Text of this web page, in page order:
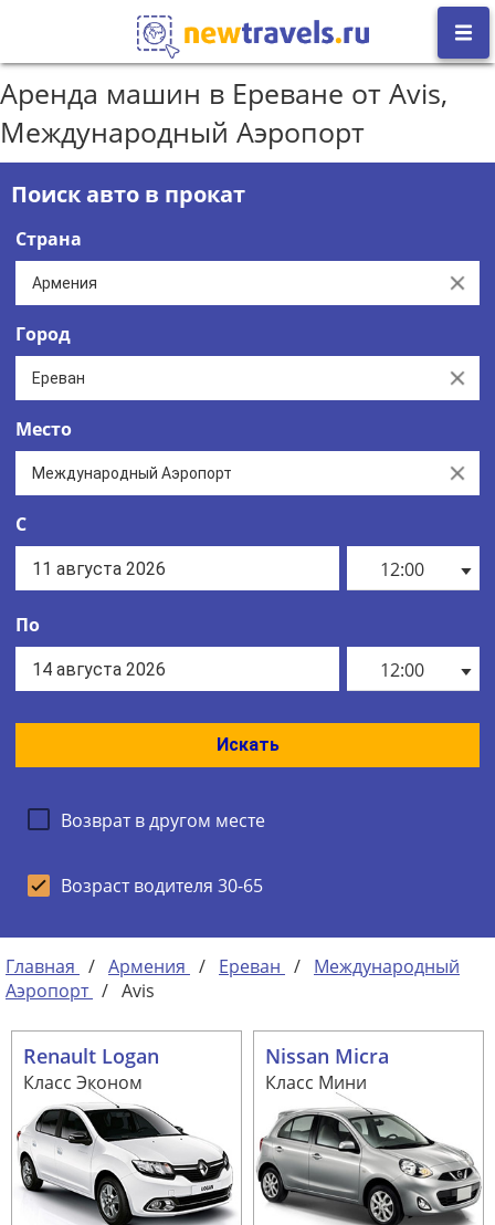
Аренда машин в Ереване от Avis,
Международный Аэропорт
Поиск авто в прокат
Страна
Clear
Город
Clear
Место
Clear
С
12:00
По
12:00
Искать
Возврат в другом месте
Возраст водителя 30-65
Главная / Армения / Ереван / Международный
Аэропорт / Avis
Renault Logan
Класс Эконом
Nissan Micra
Класс Мини